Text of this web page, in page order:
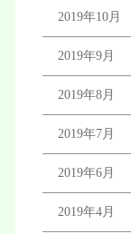
2019年10月
2019年9月
2019年8月
2019年7月
2019年6月
2019年4月